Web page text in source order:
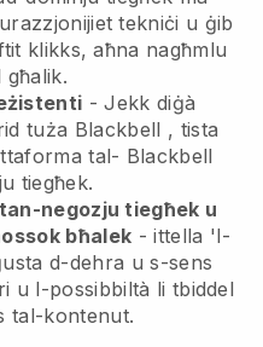
tekniċi u ġib
klikks, aħna nagħmlu
- Jekk diġà
tuża Blackbell , tista
tal- Blackbell
tiegħek.
negozju tiegħek u
bħalek - ittella 'l-
d-dehra u s-sens
u l-possibbiltà li tbiddel
tal-kontenut.